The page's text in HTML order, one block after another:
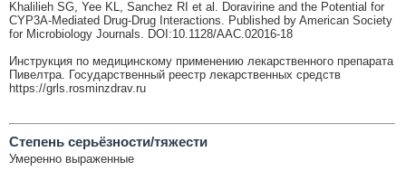
Khalilieh SG, Yee KL, Sanchez RI et al. Doravirine and the Potential for
CYP3A-Mediated Drug-Drug Interactions. Published by American Society
for Microbiology Journals. DOI:10.1128/AAC.02016-18
Инструкция по медицинскому применению лекарственного препарата
Пивелтра. Государственный реестр лекарственных средств
https://grls.rosminzdrav.ru
Cтепень серьёзности/тяжести
Умеренно выраженные